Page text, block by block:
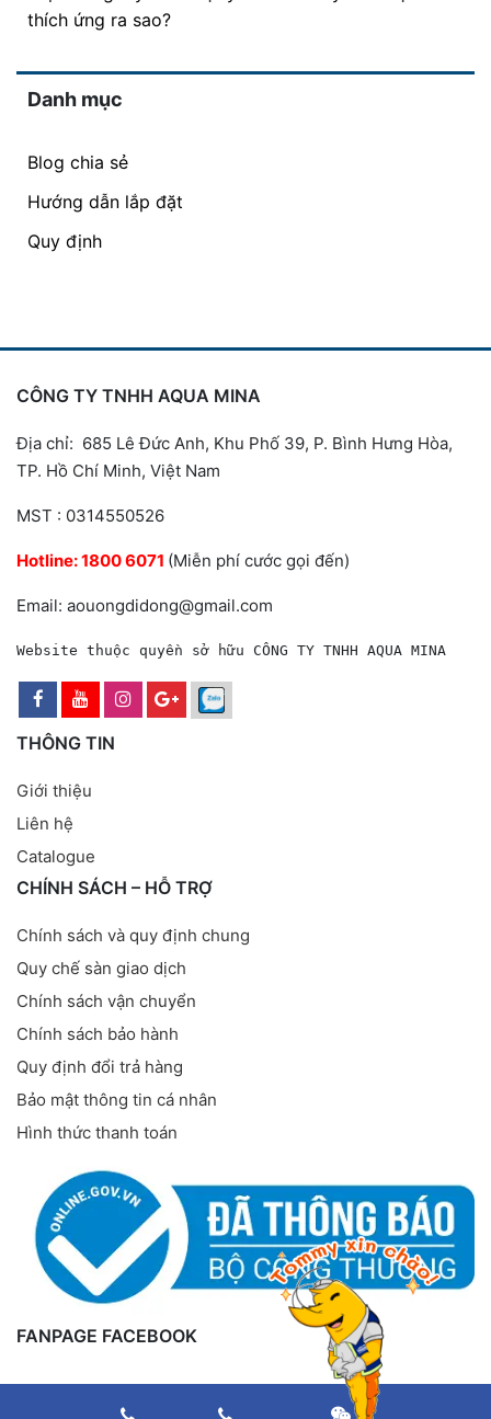
thích ứng ra sao?
Danh mục
Blog chia sẻ
Hướng dẫn lắp đặt
Quy định
CÔNG TY TNHH AQUA MINA
Địa chỉ: 685 Lê Đức Anh, Khu Phố 39, P. Bình Hưng Hòa,
TP. Hồ Chí Minh, Việt Nam
MST : 0314550526
Hotline:1800 6071 (Miễn phí cước gọi đến)
Email: aouongdidong@gmail.com
Website thuộc quyền sở hữu CÔNG TY TNHH AQUA MINA
THÔNG TIN
Giới thiệu
Liên hệ
Catalogue
CHÍNH SÁCH – HỖ TRỢ
Chính sách và quy định chung
Quy chế sàn giao dịch
Chính sách vận chuyển
Chính sách bảo hành
Quy định đổi trả hàng
Bảo mật thông tin cá nhân
Hình thức thanh toán
FANPAGE FACEBOOK